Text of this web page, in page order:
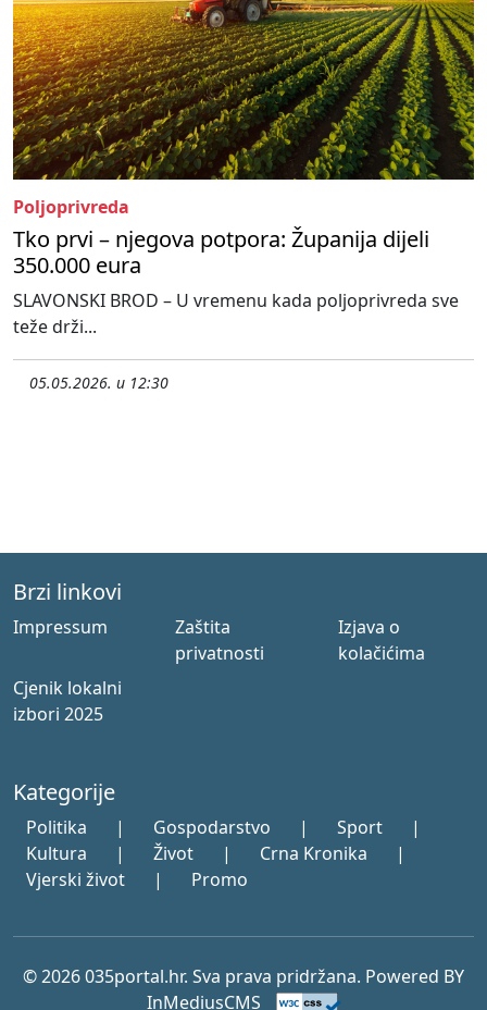
Poljoprivreda
Tko prvi – njegova potpora: Županija dijeli
350.000 eura
SLAVONSKI BROD – U vremenu kada poljoprivreda sve
teže drži...
05.05.2026. u 12:30
Brzi linkovi
Impressum
Zaštita
privatnosti
Izjava o
kolačićima
Cjenik lokalni
izbori 2025
Kategorije
Politika | Gospodarstvo | Sport
|
Kultura
| Život | Crna Kronika
|
Vjerski život
| Promo
© 2026 035portal.hr. Sva prava pridržana. Powered BY
InMediusCMS